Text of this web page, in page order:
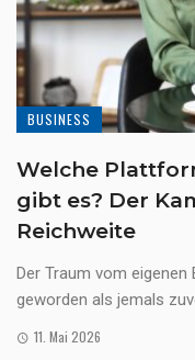
BUSINESS
Welche
gibt es? Der
Reichweite
Der Traum vom
geworden als jemals
11. Mai 2026